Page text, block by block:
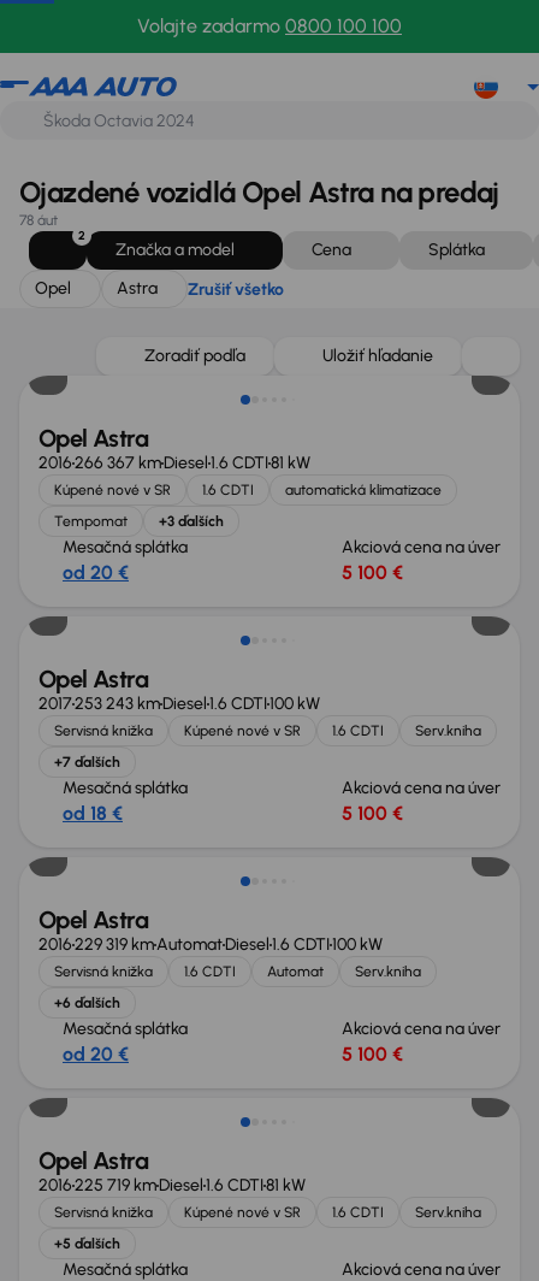
Volajte zadarmo 0800 100 100
Opel
Ojazdené vozidlá Opel Astra na predaj
78 áut
2
Značka a model Cena
Splátka
Opel
Astra Zrušiť všetko
Zoradiť podľa Uložiť hľadanie
Opel Astra
2016266 367 kmDiesel1.6 CDTI81 kW
Kúpené nové v SR 1.6 CDTI
automatická klimatizace
Tempomat
+3 ďalších
Mesačná splátka
od 20 €
Akciová cena na úver
5 100 €
Nové v ponuke
Opel Astra
2017253 243 kmDiesel1.6 CDTI100 kW
Servisná knižka Kúpené nové v SR 1.6 CDTI
Serv.kniha
+7 ďalších
Mesačná splátka
od 18 €
Akciová cena na úver
5 100 €
Opel Astra
2016229 319 kmAutomatDiesel1.6 CDTI100 kW
Servisná knižka 1.6 CDTI Automat
Serv.kniha
+6 ďalších
Mesačná splátka
od 20 €
Akciová cena na úver
5 100 €
Nové v ponuke
Opel Astra
2016225 719 kmDiesel1.6 CDTI81 kW
Servisná knižka Kúpené nové v SR 1.6 CDTI
Serv.kniha
+5 ďalších
Mesačná splátka Akciová cena na úver